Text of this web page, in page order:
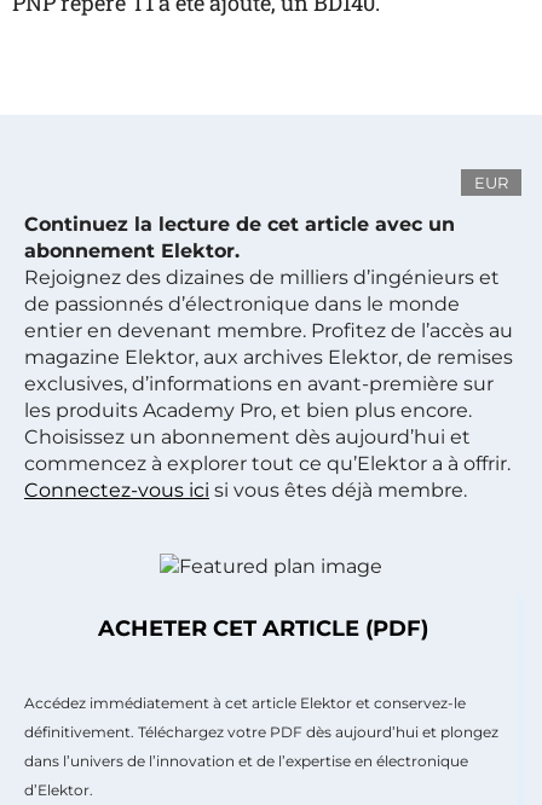
EUR
Continuez la lecture de cet article avec un
abonnement Elektor.
Rejoignez des dizaines de milliers d’ingénieurs et
de passionnés d’électronique dans le monde
entier en devenant membre. Profitez de l’accès au
magazine Elektor, aux archives Elektor, de remises
exclusives, d’informations en avant-première sur
les produits Academy Pro, et bien plus encore.
Choisissez un abonnement dès aujourd’hui et
commencez à explorer tout ce qu’Elektor a à offrir.
Connectez-vous ici si vous êtes déjà membre.
ACHETER CET ARTICLE (PDF)
Accédez immédiatement à cet article Elektor et conservez-le
définitivement. Téléchargez votre PDF dès aujourd’hui et plongez
dans l’univers de l’innovation et de l’expertise en électronique
d’Elektor.